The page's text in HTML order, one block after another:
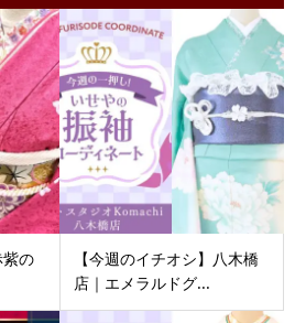
紫の
【今週のイチオシ】八木橋
店｜エメラルドグ...